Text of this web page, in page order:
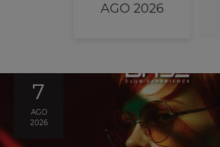
AGO 2026
7
AGO
2026